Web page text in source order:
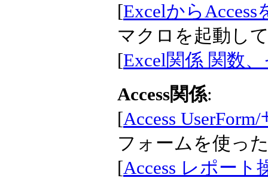
[ExcelからAccess
マクロを起動し
[Excel関係 関数
Access関係:
[Access
フォームを使っ
[Access レポート